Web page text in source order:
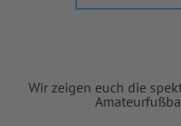
Wir zeigen euch die